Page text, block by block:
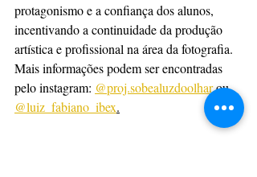
protagonismo e a confiança dos alunos,
incentivando a continuidade da produção
artística e profissional na área da fotografia.
Mais informações podem ser encontradas
pelo instagram: @proj.sobealuzdoolhar ou
@luiz_fabiano_ibex.